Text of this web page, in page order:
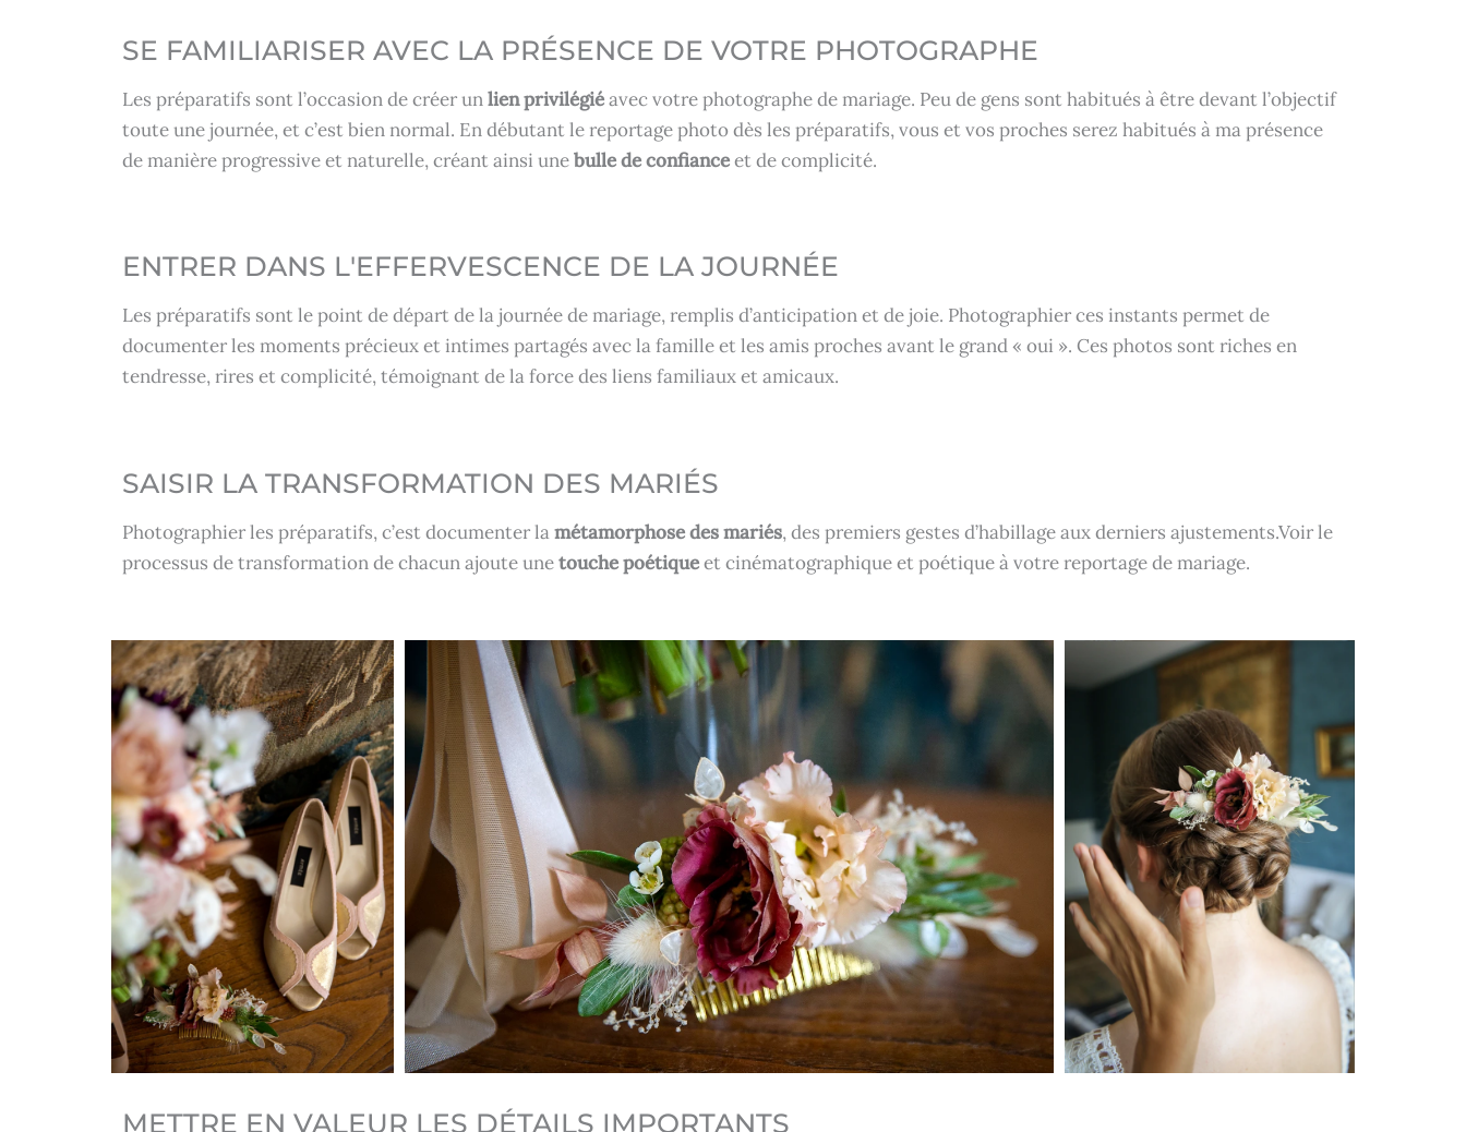
SE FAMILIARISER AVEC LA PRÉSENCE DE VOTRE PHOTOGRAPHE
Les préparatifs sont l’occasion de créer unlien privilégiéavec votre photographe de mariage. Peu de gens sont habitués à être devant l’objectif
toute une journée, et c’est bien normal. En débutant le reportage photo dès les préparatifs, vous et vos proches serez habitués à ma présence
de manière progressive et naturelle, créant ainsi unebulle de confianceet de complicité.
ENTRER DANS L'EFFERVESCENCE DE LA JOURNÉE
Les préparatifs sont le point de départ de la journée de mariage, remplis d’anticipation et de joie. Photographier ces instants permet de
documenter les moments précieux et intimes partagés avec la famille et les amis proches avant le grand « oui ». Ces photos sont riches en
tendresse, rires et complicité, témoignant de la force des liens familiaux et amicaux.
SAISIR LA TRANSFORMATION DES MARIÉS
Photographier les préparatifs, c’est documenter lamétamorphose des mariés, des premiers gestes d’habillage aux derniers ajustements.Voir le
processus de transformation de chacun ajoute unetouche poétiqueet cinématographique et poétique à votre reportage de mariage.
METTRE EN VALEUR LES DÉTAILS IMPORTANTS